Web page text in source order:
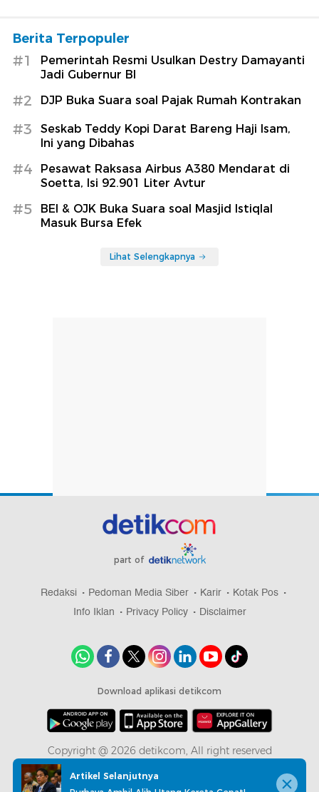
Berita Terpopuler
#1
Pemerintah Resmi Usulkan Destry Damayanti
Jadi Gubernur BI
#2 DJP Buka Suara soal Pajak Rumah Kontrakan
#3
Seskab Teddy Kopi Darat Bareng Haji Isam,
Ini yang Dibahas
#4
Pesawat Raksasa Airbus A380 Mendarat di
Soetta, Isi 92.901 Liter Avtur
#5
BEI & OJK Buka Suara soal Masjid Istiqlal
Masuk Bursa Efek
Lihat Selengkapnya
part of
Redaksi Pedoman Media Siber Karir
Kotak Pos
Info Iklan
Privacy Policy Disclaimer
Download aplikasi detikcom
Copyright @ 2026 detikcom, All right reserved
Artikel Selanjutnya